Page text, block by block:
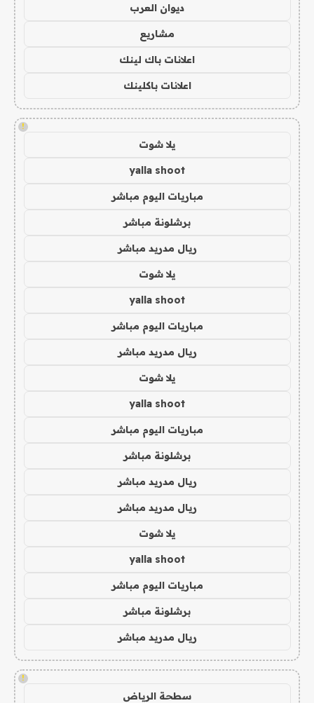
ديوان العرب
مشاريع
اعلانات باك لينك
اعلانات باكلينك
!
يلا شوت
yalla shoot
مباريات اليوم مباشر
برشلونة مباشر
ريال مدريد مباشر
يلا شوت
yalla shoot
مباريات اليوم مباشر
ريال مدريد مباشر
يلا شوت
yalla shoot
مباريات اليوم مباشر
برشلونة مباشر
ريال مدريد مباشر
ريال مدريد مباشر
يلا شوت
yalla shoot
مباريات اليوم مباشر
برشلونة مباشر
ريال مدريد مباشر
!
سطحة الرياض